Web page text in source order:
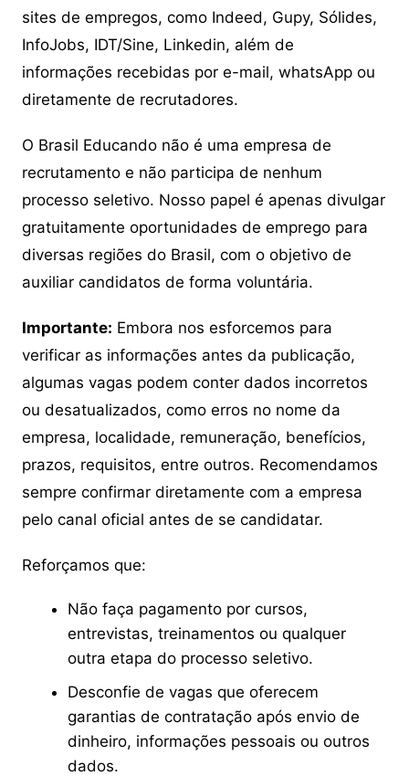
sites de empregos, como Indeed, Gupy, Sólides,
InfoJobs, IDT/Sine, Linkedin, além de
informações recebidas por e-mail, whatsApp ou
diretamente de recrutadores.
O Brasil Educando não é uma empresa de
recrutamento e não participa de nenhum
processo seletivo. Nosso papel é apenas divulgar
gratuitamente oportunidades de emprego para
diversas regiões do Brasil, com o objetivo de
auxiliar candidatos de forma voluntária.
Importante: Embora nos esforcemos para
verificar as informações antes da publicação,
algumas vagas podem conter dados incorretos
ou desatualizados, como erros no nome da
empresa, localidade, remuneração, benefícios,
prazos, requisitos, entre outros. Recomendamos
sempre confirmar diretamente com a empresa
pelo canal oficial antes de se candidatar.
Reforçamos que:
Não faça pagamento por cursos,
entrevistas, treinamentos ou qualquer
outra etapa do processo seletivo.
Desconfie de vagas que oferecem
garantias de contratação após envio de
dinheiro, informações pessoais ou outros
dados.